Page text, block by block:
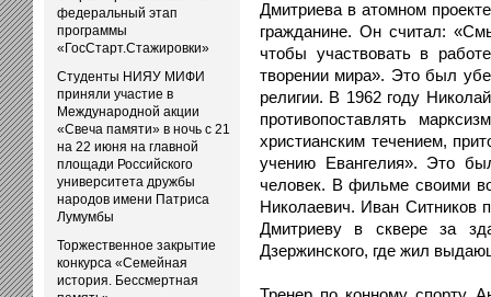
федеральный этап
программы
«ГосСтарт.Стажировки»
Студенты НИЯУ МИФИ
приняли участие в
Международной акции
«Свеча памяти» в ночь с 21
на 22 июня на главной
площади Российского
университета дружбы
народов имени Патриса
Лумумбы
Торжественное закрытие
конкурса «Семейная
история. Бессмертная
Дмитриева в атомном
гражданине. Он считал:
чтобы участвовать в
творении мира». Это был
религии. В 1962 году
противопоставлять
христианским течением,
учению Евангелия». Это
человек. В фильме своими
Николаевич. Иван Ситников
Дмитриеву в сквере за
Дзержинского, где жил